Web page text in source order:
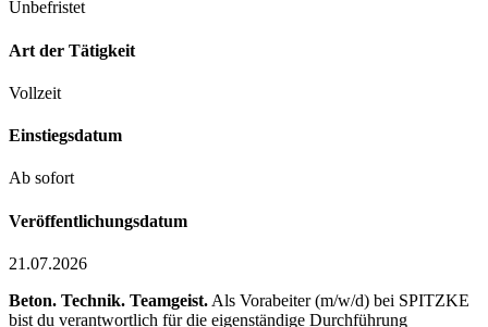
Unbefristet
Art der Tätigkeit
Vollzeit
Einstiegsdatum
Ab sofort
Veröffentlichungsdatum
21.07.2026
Beton. Technik. Teamgeist. Als Vorabeiter (m/w/d) bei SPITZKE
bist du verantwortlich für die eigenständige Durchführung